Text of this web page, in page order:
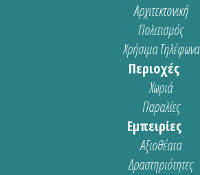
Αρχιτεκτονική
Πολιτισμός
Χρήσιμα Τηλέφωνα
Περιοχές
Χωριά
Παραλίες
Εμπειρίες
Αξιοθέατα
Δραστηριότητες